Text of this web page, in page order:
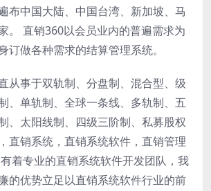
布中国大陆、中国台湾、新加坡、马
。 直销360以会员业内的普遍需求为
订做各种需求的结算管理系统。
从事于双轨制、分盘制、混合型、级
、单轨制、全球一条线、多轨制、五
、太阳线制、四级三阶制、私募股权
直销系统，直销系统软件，直销管理
着专业的直销系统软件开发团队，我
的优势立足以直销系统软件行业的前